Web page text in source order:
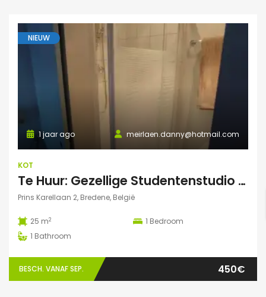
NIEUW
meirlaen.danny@hotmail.com
1 jaar ago
KOT
Te Huur: Gezellige Studentenstudio 25m² in Bredene Duinen – Dicht bij Zee en VIVES!
Prins Karellaan 2, Bredene, België
25 m2 1 Bedroom
1 Bathroom
BESCH. VANAF SEP. 450€